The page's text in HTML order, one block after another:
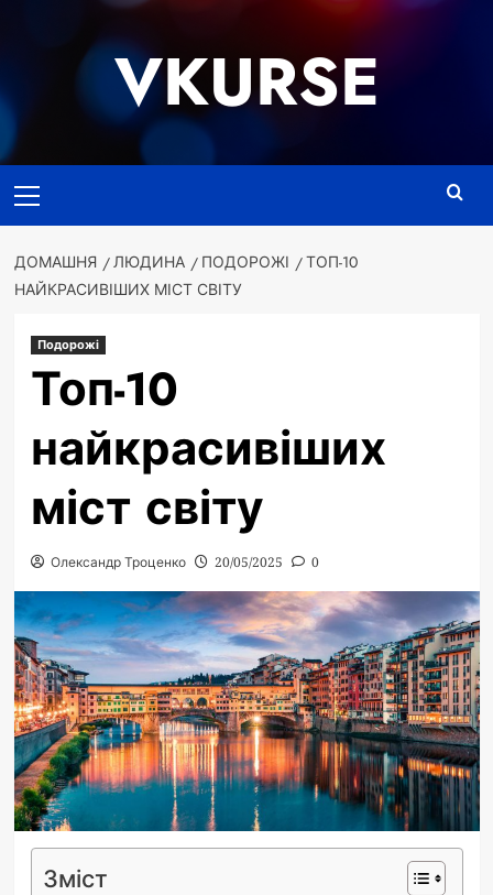
VKURSE
меню
ДОМАШНЯ ЛЮДИНА ПОДОРОЖІ
ТОП-10
НАЙКРАСИВІШИХ МІСТ СВІТУ
Подорожі
Топ-10
найкрасивіших
міст світу
Олександр Троценко 20/05/2025 0
Зміст